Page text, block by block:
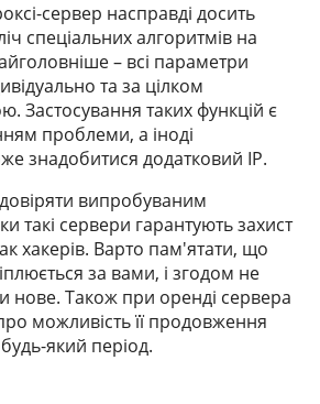
сервер насправді досить
спеціальних алгоритмів на
– всі параметри
та за цілком
Застосування таких функцій є
проблеми, а іноді
знадобитися додатковий IP.
випробуваним
такі сервери гарантують захист
хакерів. Варто пам'ятати, що
за вами, і згодом не
нове. Також при оренді сервера
можливість її продовження
який період.